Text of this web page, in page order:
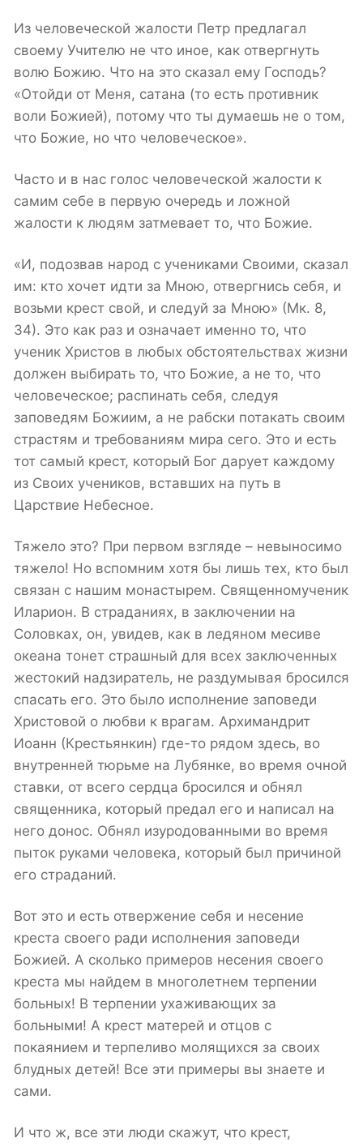
Из человеческой жалости Петр предлагал
своему Учителю не что иное, как отвергнуть
волю Божию. Что на это сказал ему Господь?
«Отойди от Меня, сатана (то есть противник
воли Божией), потому что ты думаешь не о том,
что Божие, но что человеческое».
Часто и в нас голос человеческой жалости к
самим себе в первую очередь и ложной
жалости к людям затмевает то, что Божие.
«И, подозвав народ с учениками Своими, сказал
им: кто хочет идти за Мною, отвергнись себя, и
возьми крест свой, и следуй за Мною» (Мк. 8,
34). Это как раз и означает именно то, что
ученик Христов в любых обстоятельствах жизни
должен выбирать то, что Божие, а не то, что
человеческое; распинать себя, следуя
заповедям Божиим, а не рабски потакать своим
страстям и требованиям мира сего. Это и есть
тот самый крест, который Бог дарует каждому
из Своих учеников, вставших на путь в
Царствие Небесное.
Тяжело это? При первом взгляде – невыносимо
тяжело! Но вспомним хотя бы лишь тех, кто был
связан с нашим монастырем. Священномученик
Иларион. В страданиях, в заключении на
Соловках, он, увидев, как в ледяном месиве
океана тонет страшный для всех заключенных
жестокий надзиратель, не раздумывая бросился
спасать его. Это было исполнение заповеди
Христовой о любви к врагам. Архимандрит
Иоанн (Крестьянкин) где-то рядом здесь, во
внутренней тюрьме на Лубянке, во время очной
ставки, от всего сердца бросился и обнял
священника, который предал его и написал на
него донос. Обнял изуродованными во время
пыток руками человека, который был причиной
его страданий.
Вот это и есть отвержение себя и несение
креста своего ради исполнения заповеди
Божией. А сколько примеров несения своего
креста мы найдем в многолетнем терпении
больных! В терпении ухаживающих за
больными! А крест матерей и отцов с
покаянием и терпеливо молящихся за своих
блудных детей! Все эти примеры вы знаете и
сами.
И что ж, все эти люди скажут, что крест,